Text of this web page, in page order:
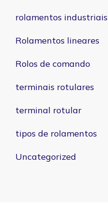
rolamentos industriais
Rolamentos lineares
Rolos de comando
terminais rotulares
terminal rotular
tipos de rolamentos
Uncategorized